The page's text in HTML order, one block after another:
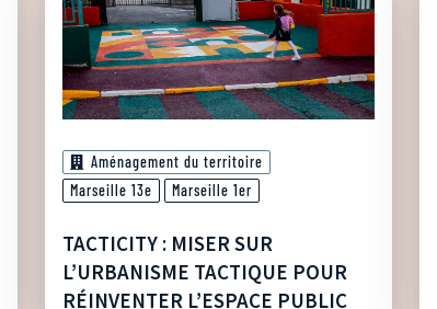
Aménagement du territoire
Marseille 13e
Marseille 1er
TACTICITY : MISER SUR
L’URBANISME TACTIQUE POUR
RÉINVENTER L’ESPACE PUBLIC